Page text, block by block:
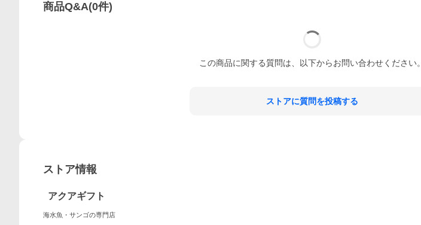
商品Q&A(0件)
この商品に関する質問は、以下からお問い合わせください。
ストアに質問を投稿する
ストア情報
アクアギフト
海水魚・サンゴの専門店